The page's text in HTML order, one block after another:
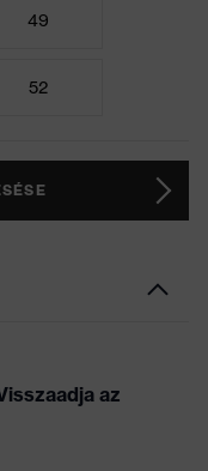
49
52
az